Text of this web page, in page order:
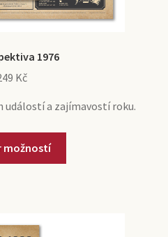
1976
Kč
událostí a zajímavostí roku.
možností